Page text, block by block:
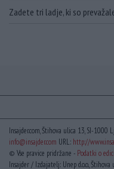
Zadete tri ladje, ki so
Insajder.com, Štihova ulica 13, SI-1000
info@insajder.com URL: http://
© Vse pravice pridržane - Podatki o
Insajder / Izdajatelj: Unep d.o.o.,